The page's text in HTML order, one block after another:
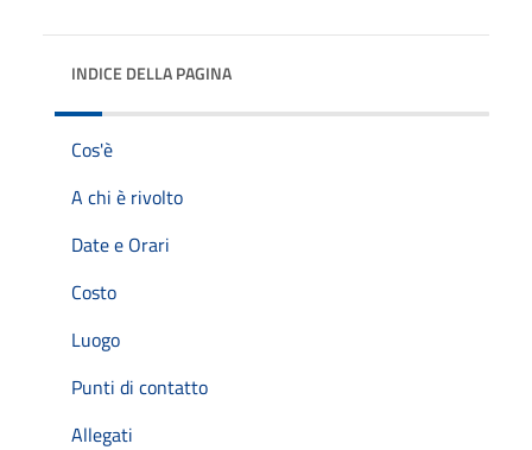
INDICE DELLA PAGINA
Cos'è
A chi è rivolto
Date e Orari
Costo
Luogo
Punti di contatto
Allegati